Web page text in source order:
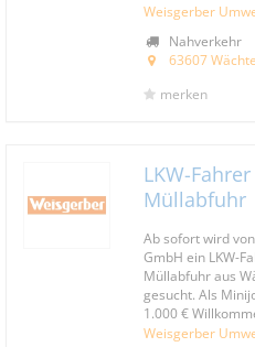
Weisgerber
Nahverkehr
63607
merken
LKW-
Müllabfuhr
Ab sofort wird
GmbH ein LKW-
Müllabfuhr aus
gesucht. Als
1.000 €
Weisgerber